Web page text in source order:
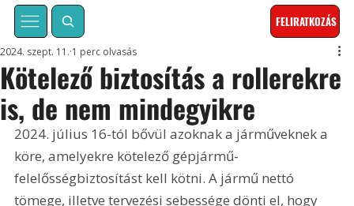
FELIRATKOZÁS
Kötelező biztosítás a rollerekre
is, de nem mindegyikre
2024. szept. 11. 1 perc olvasás
2024. július 16-tól bővül azoknak a járműveknek a
köre, amelyekre kötelező gépjármű-
felelősségbiztosítást kell kötni. A jármű nettó
tömege, illetve tervezési sebessége dönti el, hogy